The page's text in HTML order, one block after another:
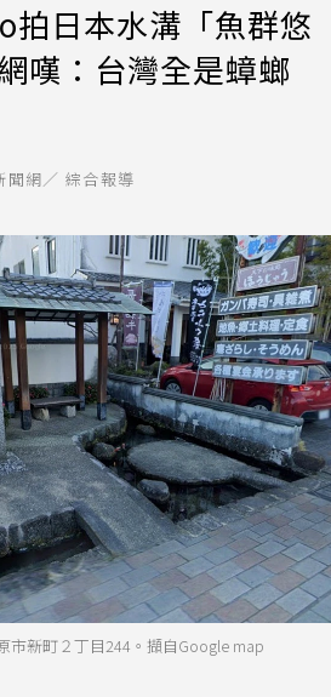
日本水溝「魚群悠
嘆：台灣全是蟑螂
聞網／ 綜合報導
市新町２丁目244。擷自Google map